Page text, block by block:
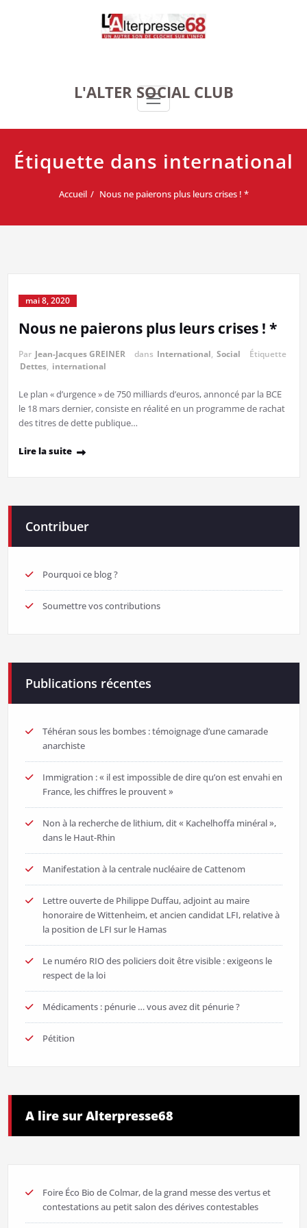
L'ALTER SOCIAL CLUB
Étiquette dans international
Accueil Nous ne paierons plus leurs crises ! *
mai 8, 2020
Nous ne paierons plus leurs crises ! *
Par Jean-Jacques GREINER dans International, Social
Étiquette
Dettes, international
Le plan « d’urgence » de 750 milliards d’euros, annoncé par la BCE
le 18 mars dernier, consiste en réalité en un programme de rachat
des titres de dette publique…
Lire la suite
Contribuer
Pourquoi ce blog ?
Soumettre vos contributions
Publications récentes
Téhéran sous les bombes : témoignage d’une camarade
anarchiste
Immigration : « il est impossible de dire qu’on est envahi en
France, les chiffres le prouvent »
Non à la recherche de lithium, dit « Kachelhoffa minéral »,
dans le Haut-Rhin
Manifestation à la centrale nucléaire de Cattenom
Lettre ouverte de Philippe Duffau, adjoint au maire
honoraire de Wittenheim, et ancien candidat LFI, relative à
la position de LFI sur le Hamas
Le numéro RIO des policiers doit être visible : exigeons le
respect de la loi
Médicaments : pénurie … vous avez dit pénurie ?
Pétition
A lire sur Alterpresse68
Foire Éco Bio de Colmar, de la grand messe des vertus et
contestations au petit salon des dérives contestables